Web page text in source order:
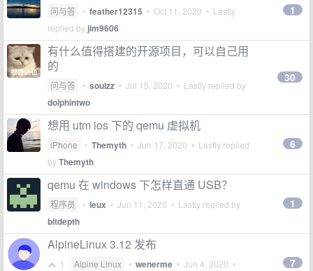
问与答 • feather12315 • Oct 11, 2020 • Lastly
replied by jim9606
1
有什么值得搭建的开源项目，可以自己用
的
问与答 • soulzz • Jul 15, 2020 • Lastly replied by
dolphintwo
30
想用 utm ios 下的 qemu 虚拟机
iPhone • Themyth • Jun 17, 2020 • Lastly replied
byThemyth
6
qemu 在 windows 下怎样直通 USB？
程序员 • leux • Jun 11, 2020 • Lastly replied by
bitdepth
1
AlpineLinux 3.12 发布
1 Alpine Linux • wenerme • Jun 4, 2020 •
7